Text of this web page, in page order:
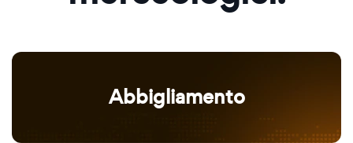
Abbigliamento